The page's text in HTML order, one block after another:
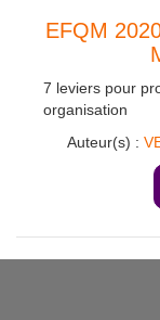
EFQM
7 leviers pour
organisation
Auteur(s) :